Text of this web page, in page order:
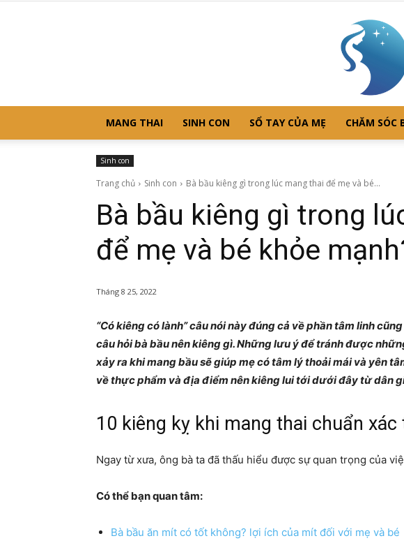
MANG THAI SINH CON SỔ TAY CỦA MẸ CHĂM SÓC
Sinh con
Trang chủ Sinh con Bà bầu kiêng gì trong lúc mang thai để mẹ và bé...
Bà bầu kiêng gì trong
để mẹ và bé khỏe
Tháng 8 25, 2022
“Có kiêng có lành” câu nói này đúng cả về phần tâm linh
câu hỏi bà bầu nên kiêng gì. Những lưu ý để tránh được
xảy ra khi mang bầu sẽ giúp mẹ có tâm lý thoải mái và yên
về thực phẩm và địa điểm nên kiêng lui tới dưới đây từ dân
10 kiêng kỵ khi mang thai chuẩn xác
Ngay từ xưa, ông bà ta đã thấu hiểu được sự quan trọng của
Có thể bạn quan tâm:
Bà bầu ăn mít có tốt không? lợi ích của mít đối với mẹ và bé